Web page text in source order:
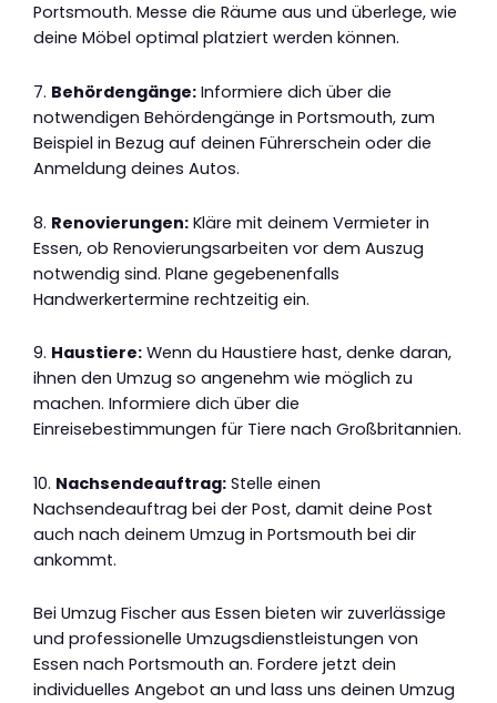
Portsmouth. Messe die Räume aus und überlege, wie
deine Möbel optimal platziert werden können.
7. Behördengänge: Informiere dich über die
notwendigen Behördengänge in Portsmouth, zum
Beispiel in Bezug auf deinen Führerschein oder die
Anmeldung deines Autos.
8. Renovierungen: Kläre mit deinem Vermieter in
Essen, ob Renovierungsarbeiten vor dem Auszug
notwendig sind. Plane gegebenenfalls
Handwerkertermine rechtzeitig ein.
9. Haustiere: Wenn du Haustiere hast, denke daran,
ihnen den Umzug so angenehm wie möglich zu
machen. Informiere dich über die
Einreisebestimmungen für Tiere nach Großbritannien.
10. Nachsendeauftrag: Stelle einen
Nachsendeauftrag bei der Post, damit deine Post
auch nach deinem Umzug in Portsmouth bei dir
ankommt.
Bei Umzug Fischer aus Essen bieten wir zuverlässige
und professionelle Umzugsdienstleistungen von
Essen nach Portsmouth an. Fordere jetzt dein
individuelles Angebot an und lass uns deinen Umzug